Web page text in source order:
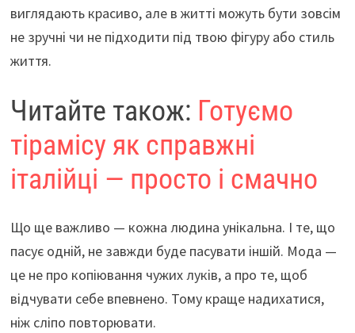
виглядають красиво, але в житті можуть бути зовсім
не зручні чи не підходити під твою фігуру або стиль
життя.
Читайте також: Готуємо
тірамісу як справжні
італійці — просто і смачно
Що ще важливо — кожна людина унікальна. І те, що
пасує одній, не завжди буде пасувати іншій. Мода —
це не про копіювання чужих луків, а про те, щоб
відчувати себе впевнено. Тому краще надихатися,
ніж сліпо повторювати.